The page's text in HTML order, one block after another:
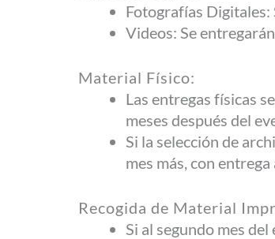
Fotografías Digitales:
Videos: Se
Material Físico:
Las entregas físicas
meses después del
Si la selección de
mes más, con
Recogida de Material
Si al segundo mes